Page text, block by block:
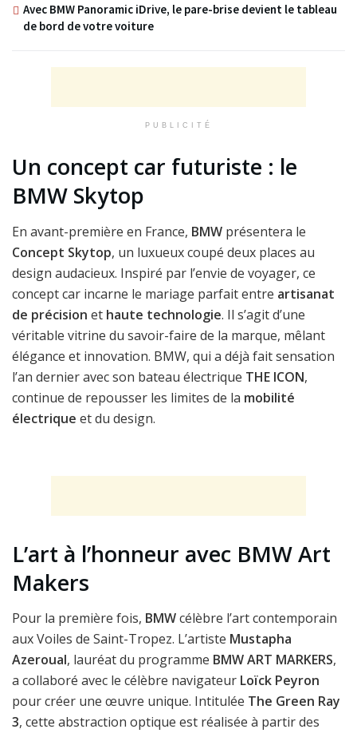
Avec BMW Panoramic iDrive, le pare-brise devient le tableau
de bord de votre voiture
PUBLICITÉ
Un concept car futuriste : le
BMW Skytop
En avant-première en France, BMW présentera le
Concept Skytop, un luxueux coupé deux places au
design audacieux. Inspiré par l’envie de voyager, ce
concept car incarne le mariage parfait entre artisanat
de précision et haute technologie. Il s’agit d’une
véritable vitrine du savoir-faire de la marque, mêlant
élégance et innovation. BMW, qui a déjà fait sensation
l’an dernier avec son bateau électrique THE ICON,
continue de repousser les limites de la mobilité
électrique et du design.
L’art à l’honneur avec BMW Art
Makers
Pour la première fois, BMWcélèbre l’art contemporain
aux Voiles de Saint-Tropez. L’artiste Mustapha
Azeroual, lauréat du programme BMW ART MARKERS,
a collaboré avec le célèbre navigateur Loïck Peyron
pour créer une œuvre unique. Intitulée The Green Ray
3, cette abstraction optique est réalisée à partir des